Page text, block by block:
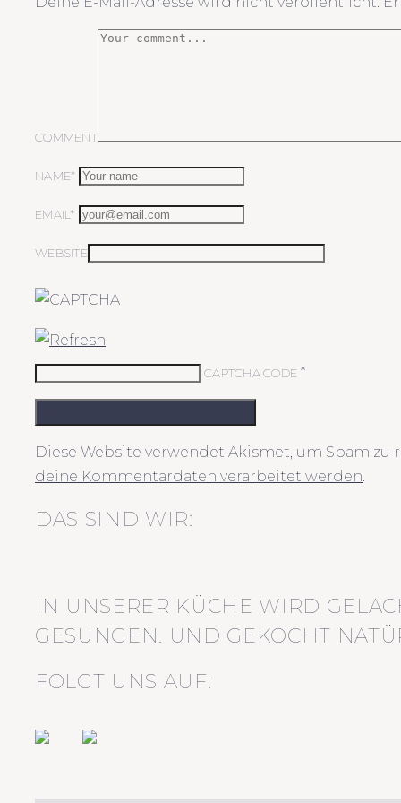
COMMENT
NAME*
EMAIL*
WEBSITE
CAPTCHA CODE *
Diese Website verwendet Akismet, um Spam zu
deine Kommentardaten verarbeitet werden.
DAS SIND WIR:
IN UNSERER KÜCHE WIRD
GESUNGEN. UND GEKOCHT
FOLGT UNS AUF: